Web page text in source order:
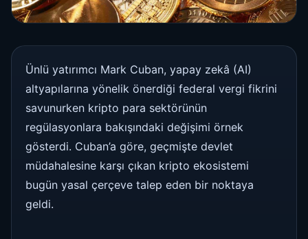
Ünlü yatırımcı Mark Cuban, yapay zekâ (AI)
altyapılarına yönelik önerdiği federal vergi fikrini
savunurken kripto para sektörünün
regülasyonlara bakışındaki değişimi örnek
gösterdi. Cuban’a göre, geçmişte devlet
müdahalesine karşı çıkan kripto ekosistemi
bugün yasal çerçeve talep eden bir noktaya
geldi.